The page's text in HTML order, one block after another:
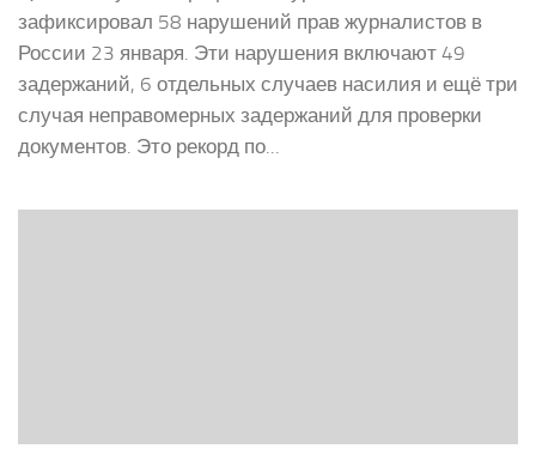
зафиксировал 58 нарушений прав журналистов в
России 23 января. Эти нарушения включают 49
задержаний, 6 отдельных случаев насилия и ещё три
случая неправомерных задержаний для проверки
документов. Это рекорд по...